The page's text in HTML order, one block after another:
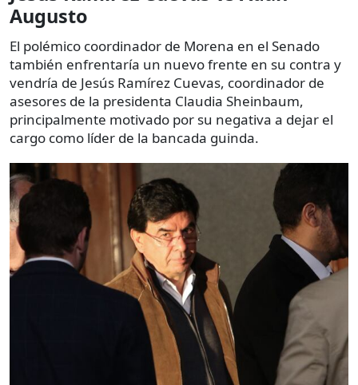
Augusto
El polémico coordinador de Morena en el Senado
también enfrentaría un nuevo frente en su contra y
vendría de Jesús Ramírez Cuevas, coordinador de
asesores de la presidenta Claudia Sheinbaum,
principalmente motivado por su negativa a dejar el
cargo como líder de la bancada guinda.